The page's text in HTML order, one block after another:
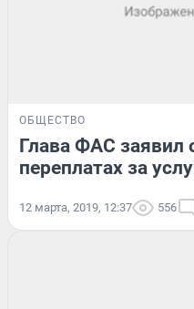
ОБЩЕСТВО
Глава ФАС заявил
переплатах за
12 марта, 2019, 12:37 556